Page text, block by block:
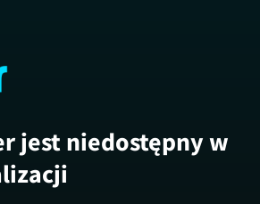
jest niedostępny w